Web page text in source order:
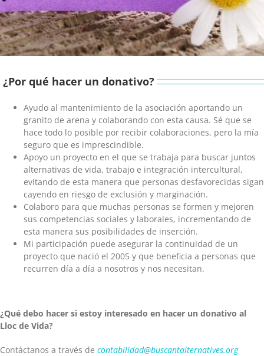
¿Por qué hacer un donativo?
Ayudo al mantenimiento de la asociación aportando un
granito de arena y colaborando con esta causa. Sé que se
hace todo lo posible por recibir colaboraciones, pero la mía
seguro que es imprescindible.
Apoyo un proyecto en el que se trabaja para buscar juntos
alternativas de vida, trabajo e integración intercultural,
evitando de esta manera que personas desfavorecidas sigan
cayendo en riesgo de exclusión y marginación.
Colaboro para que muchas personas se formen y mejoren
sus competencias sociales y laborales, incrementando de
esta manera sus posibilidades de inserción.
Mi participación puede asegurar la continuidad de un
proyecto que nació el 2005 y que beneficia a personas que
recurren día a día a nosotros y nos necesitan.
¿Qué debo hacer si estoy interesado en hacer un donativo al
Lloc de Vida?
Contáctanos a través de contabilidad@buscantalternatives.org